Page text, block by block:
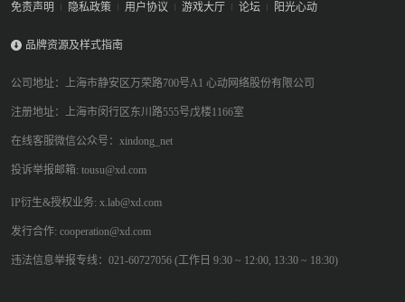
免责声明 隐私政策 用户协议 游戏大厅 论坛 阳光心动
品牌资源及样式指南
公司地址：上海市静安区万荣路700号A1 心动网络股份有限公司
注册地址：上海市闵行区东川路555号戊楼1166室
在线客服微信公众号：xindong_net
投诉举报邮箱: tousu@xd.com
IP衍生&授权业务: x.lab@xd.com
发行合作: cooperation@xd.com
违法信息举报专线：021-60727056 (工作日 9:30 ~ 12:00, 13:30 ~ 18:30)